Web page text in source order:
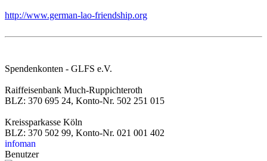
http://www.german-lao-friendship.org
Spendenkonten - GLFS e.V.
Raiffeisenbank Much-Ruppichteroth
BLZ: 370 695 24, Konto-Nr. 502 251 015
Kreissparkasse Köln
BLZ: 370 502 99, Konto-Nr. 021 001 402
infoman
Benutzer